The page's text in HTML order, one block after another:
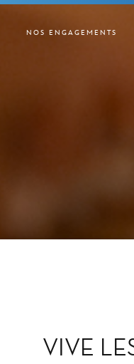
NOS ENGAGEMENTS
VIVE